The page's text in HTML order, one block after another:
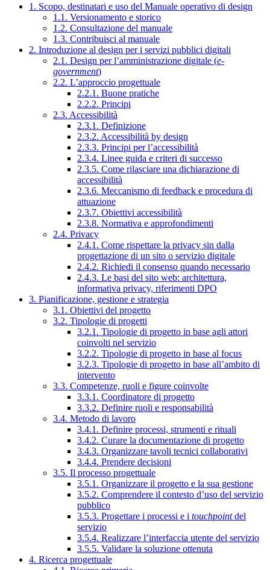
1. Scopo, destinatari e uso del Manuale operativo di design
1.1. Versionamento e storico
1.2. Consultazione del manuale
1.3. Contribuisci al manuale
2. Introduzione al design per i servizi pubblici digitali
2.1. Design per l’amministrazione digitale (e-
government)
2.2. L’approccio progettuale
2.2.1. Buone pratiche
2.2.2. Principi
2.3. Accessibilità
2.3.1. Definizione
2.3.2. Accessibilità by design
2.3.3. Principi per l’accessibilità
2.3.4. Linee guida e criteri di successo
2.3.5. Come rilasciare una dichiarazione di
accessibilità
2.3.6. Meccanismo di feedback e procedura di
attuazione
2.3.7. Obiettivi accessibilità
2.3.8. Normativa e approfondimenti
2.4. Privacy
2.4.1. Come rispettare la privacy sin dalla
progettazione di un sito o servizio digitale
2.4.2. Richiedi il consenso quando necessario
2.4.3. Le basi del sito web: architettura,
informativa privacy, riferimenti DPO
3. Pianificazione, gestione e strategia
3.1. Obiettivi del progetto
3.2. Tipologie di progetti
3.2.1. Tipologie di progetto in base agli attori
coinvolti nel servizio
3.2.2. Tipologie di progetto in base al focus
3.2.3. Tipologie di progetto in base all’ambito di
intervento
3.3. Competenze, ruoli e figure coinvolte
3.3.1. Coordinatore di progetto
3.3.2. Definire ruoli e responsabilità
3.4. Metodo di lavoro
3.4.1. Definire processi, strumenti e rituali
3.4.2. Curare la documentazione di progetto
3.4.3. Organizzare tavoli tecnici collaborativi
3.4.4. Prendere decisioni
3.5. Il processo progettuale
3.5.1. Organizzare il progetto e la sua gestione
3.5.2. Comprendere il contesto d’uso del servizio
pubblico
3.5.3. Progettare i processi e i touchpointdel
servizio
3.5.4. Realizzare l’interfaccia utente del servizio
3.5.5. Validare la soluzione ottenuta
4. Ricerca progettuale